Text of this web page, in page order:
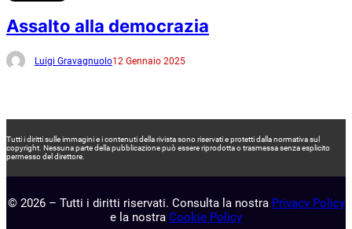
Assalto alla democrazia
Luigi Gravagnuolo12 Gennaio 2025
Tutti i diritti sulle immagini e i contenuti della rivista sono riservati e protetti dalla normativa sul
copyright. Nessuna parte della pubblicazione può essere riprodotta o trasmessa senza esplicito
permesso del direttore.
© 2026 – Tutti i diritti riservati. Consulta la nostra Privacy Policy
e la nostra Cookie Policy